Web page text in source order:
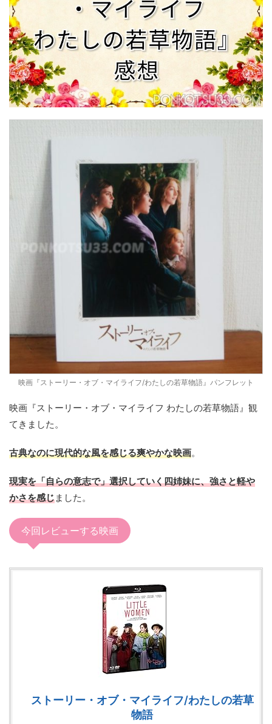
映画『ストーリー・オブ・マイライフ/わたしの若草物語』パンフレット
映画『ストーリー・オブ・マイライフ わたしの若草物語』観
てきました。
古典なのに現代的な風を感じる爽やかな映画。
現実を「自らの意志で」選択していく四姉妹に、強さと軽や
かさを感じました。
今回レビューする映画
ストーリー・オブ・マイライフ/わたしの若草
物語